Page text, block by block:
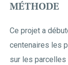
MÉTHODE
Ce projet a
centenaires les
sur les parcelles